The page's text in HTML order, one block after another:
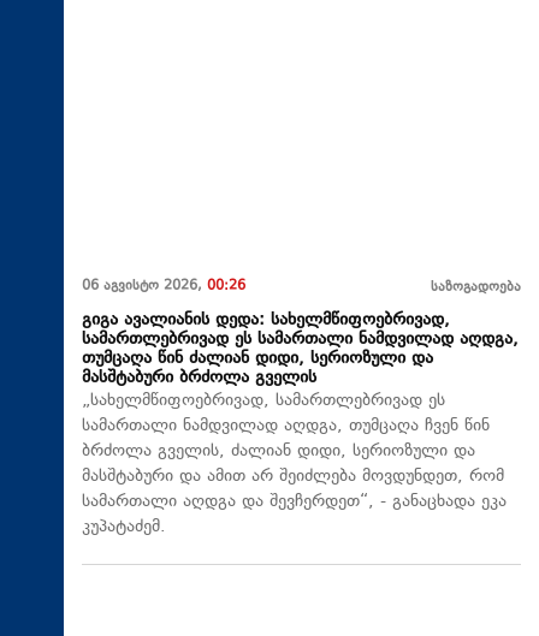
06 აგვისტო 2026, 00:26 საზოგადოება
გიგა ავალიანის დედა: სახელმწიფოებრივად,
სამართლებრივად ეს სამართალი ნამდვილად აღდგა,
თუმცაღა წინ ძალიან დიდი, სერიოზული და
მასშტაბური ბრძოლა გველის
„სახელმწიფოებრივად, სამართლებრივად ეს
სამართალი ნამდვილად აღდგა, თუმცაღა ჩვენ წინ
ბრძოლა გველის, ძალიან დიდი, სერიოზული და
მასშტაბური და ამით არ შეიძლება მოვდუნდეთ, რომ
სამართალი აღდგა და შევჩერდეთ“, - განაცხადა ეკა
კუპატაძემ.